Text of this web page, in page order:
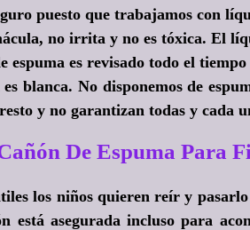
puesto que trabajamos con
no irrita y no es tóxica. El
espuma es revisado todo el
blanca. No disponemos de
y no garantizan todas y cada
De Espuma Para
los niños quieren reír y
está asegurada incluso para